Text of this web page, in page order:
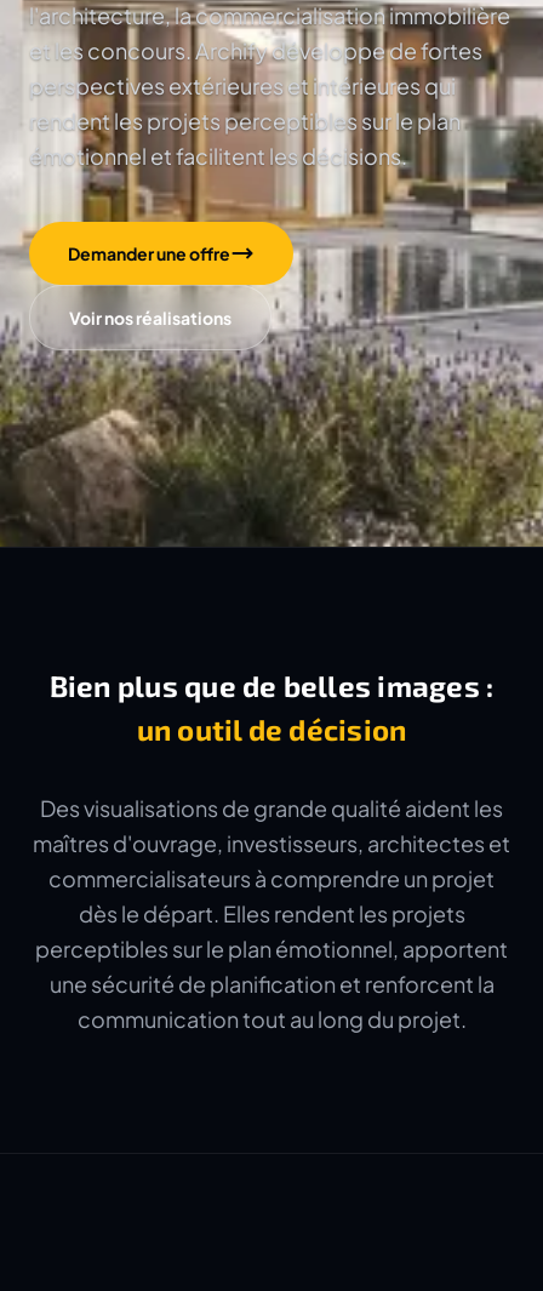
l'architecture, la commercialisation immobilière
et les concours. Archify développe de fortes
perspectives extérieures et intérieures qui
rendent les projets perceptibles sur le plan
émotionnel et facilitent les décisions.
Demander une offre
Voir nos réalisations
Bien plus que de belles images :
un outil de décision
Des visualisations de grande qualité aident les
maîtres d'ouvrage, investisseurs, architectes et
commercialisateurs à comprendre un projet
dès le départ. Elles rendent les projets
perceptibles sur le plan émotionnel, apportent
une sécurité de planification et renforcent la
communication tout au long du projet.